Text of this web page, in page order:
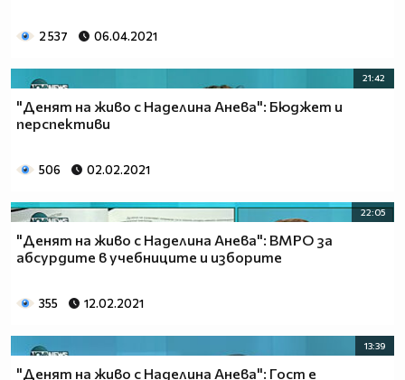
2 537 06.04.2021
21:42
"Денят на живо с Наделина Анева": Бюджет и
перспективи
506 02.02.2021
22:05
"Денят на живо с Наделина Анева": ВМРО за
абсурдите в учебниците и изборите
355 12.02.2021
13:39
"Денят на живо с Наделина Анева": Гост е